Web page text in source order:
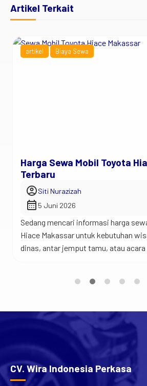
Artikel Terkait
artikel Biaya Sewa
Harga Sewa Mobil Toyota
Terbaru
account_circleSiti Nurazizah
calendar_month 5 Juni 2026
Sedang mencari informasi harga
Hiace Makassar untuk kebutuhan
dinas, antar jemput tamu, atau acara
perjalanan rombongan karena
kenyamanan yang sulit ditandingi
CV. Wira Indonesia Perkasa